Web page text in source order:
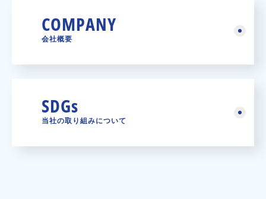
COMPANY
会社概要
SDGs
当社の取り組みについて